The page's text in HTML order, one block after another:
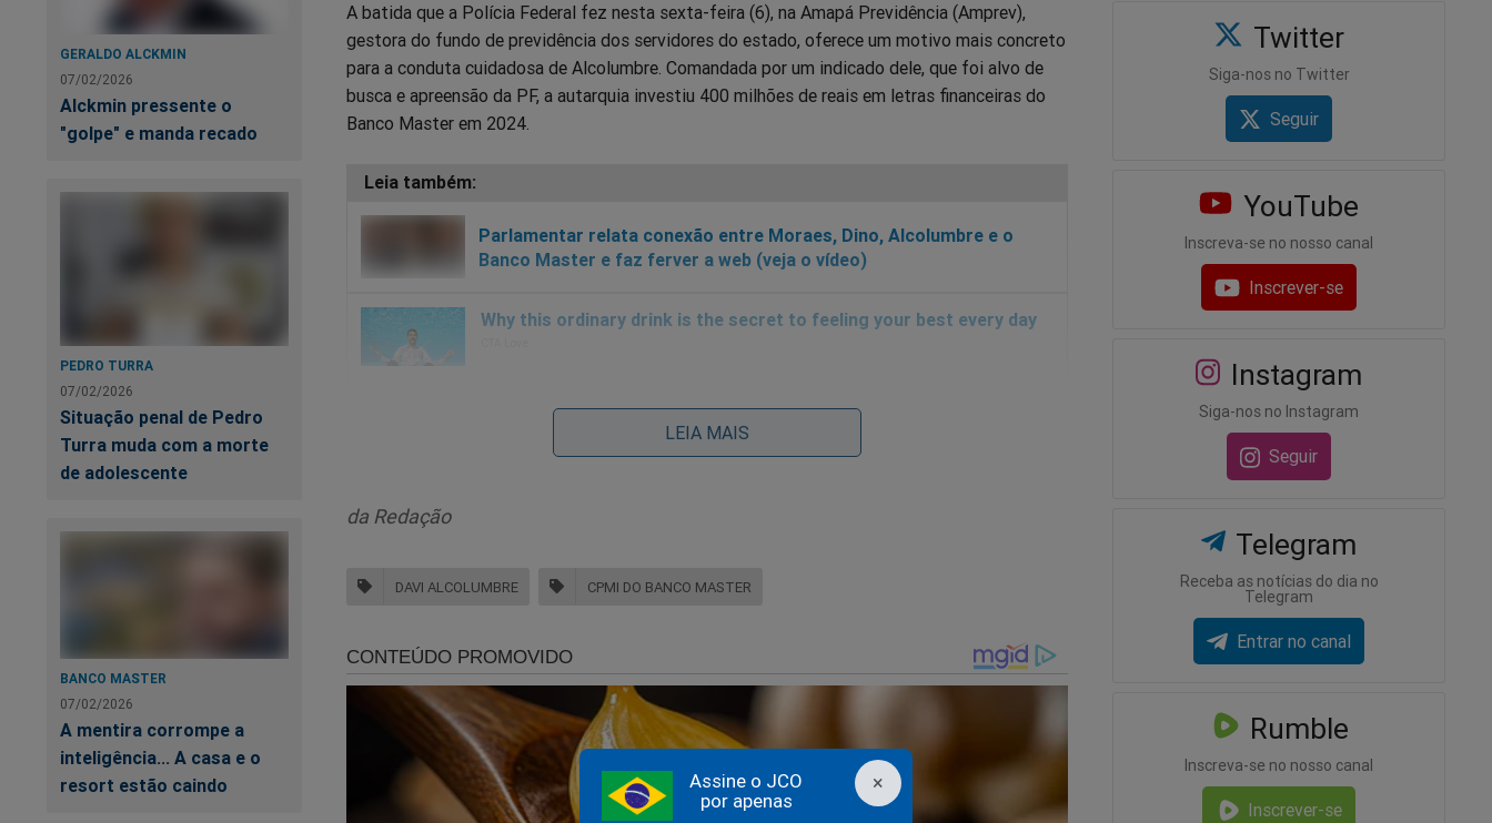
×
Assine o JCO
por apenas
GERALDO ALCKMIN
07/02/2026
Alckmin pressente o
"golpe" e manda recado
PEDRO TURRA
07/02/2026
Situação penal de Pedro
Turra muda com a morte
de adolescente
BANCO MASTER
07/02/2026
A mentira corrompe a
inteligência... A casa e o
resort estão caindo
A batida que a Polícia Federal fez nesta sexta-feira (6), na Amapá Previdência (Amprev),
gestora do fundo de previdência dos servidores do estado, oferece um motivo mais concreto
para a conduta cuidadosa de Alcolumbre. Comandada por um indicado dele, que foi alvo de
busca e apreensão da PF, a autarquia investiu 400 milhões de reais em letras financeiras do
Banco Master em 2024.
Parlamentar relata conexão entre Moraes, Dino, Alcolumbre e o
Banco Master e faz ferver a web (veja o vídeo)
Moraes e Toffoli vão pra cima de Alcolumbre para evitar a CPMI do
Banco Master
Finalmente, o Congresso fez a sua parte, agora é esperar por
Alcolumbre
LEIA MAIS
da Redação
DAVI ALCOLUMBRE CPMI DO BANCO MASTER
Twitter
Siga-nos no Twitter
Seguir
YouTube
Inscreva-se no nosso canal
Inscrever-se
Instagram
Siga-nos no Instagram
Seguir
Telegram
Receba as notícias do dia no
Telegram
Entrar no canal
Rumble
Inscreva-se no nosso canal
Inscrever-se